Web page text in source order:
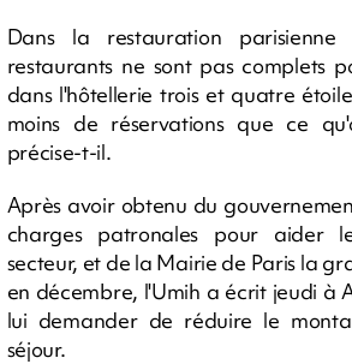
Dans la restauration
restaurants ne sont pas complets
dans l'hôtellerie trois et quatre
moins de réservations que ce
précise-t-il.
Après avoir obtenu du
charges patronales pour aider
secteur, et de la Mairie de Paris la
en décembre, l'Umih a écrit jeudi à
lui demander de réduire le
séjour.